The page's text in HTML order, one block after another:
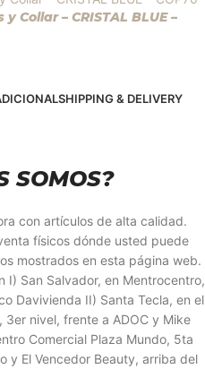
Collar – CRISTAL BLUE –
SHIPPING & DELIVERY
SOMOS?
con artículos de alta calidad.
físicos dónde usted puede
mostrados en esta página web.
I) San Salvador, en Mentrocentro,
Davivienda II) Santa Tecla, en el
3er nivel, frente a ADOC y Mike
Comercial Plaza Mundo, 5ta
y El Vencedor Beauty, arriba del